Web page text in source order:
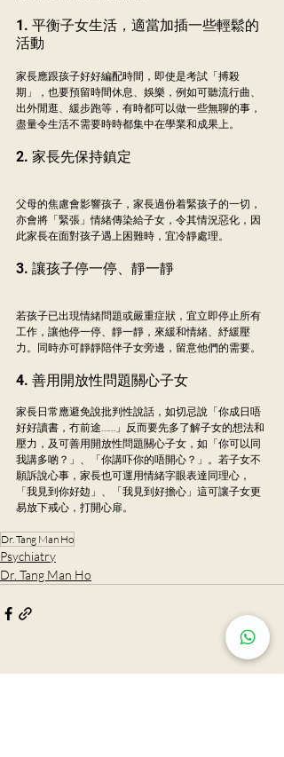
1. 平衡子女生活，適當加插一些輕鬆的
活動
家長應跟孩子好好編配時間，即使是考試「搏殺
期」，也要預留時間休息、娛樂，例如可聽流行曲、
出外閒逛、緩步跑等，有時都可以做一些無聊的事，
盡量令生活不需要時時都集中在學業和成果上。
2. 家長先保持鎮定
父母的焦慮會影響孩子，家長過份着緊孩子的一切，
亦會將「緊張」情緒傳染給子女，令其情況惡化，因
此家長在面對孩子遇上困難時，宜冷靜處理。
3. 讓孩子停一停、靜一靜
若孩子已出現情緒問題或嚴重症狀，宜立即停止所有
工作，讓他停一停、靜一靜，來緩和情緒、紓緩壓
力。同時亦可靜靜陪伴子女旁邊，留意他們的需要。
4. 善用開放性問題關心子女
家長日常應避免說批判性說話，如切忌說「你成日唔
好好讀書，冇前途……」反而要先多了解子女的想法和
壓力，及可善用開放性問題關心子女，如「你可以同
我講多啲？」、「你講吓你的唔開心？」。若子女不
願訴說心事，家長也可運用情緒字眼表達同理心，
「我見到你好攰」、「我見到好擔心」這可讓子女更
易放下戒心，打開心扉。
Dr. Tang Man Ho
Psychiatry
Dr. Tang Man Ho